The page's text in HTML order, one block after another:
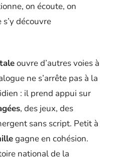
on écoute, on
découvre
ouvre d’autres voies à
ne s’arrête pas à la
: il prend appui sur
, des jeux, des
sans script. Petit à
gagne en cohésion.
national de la